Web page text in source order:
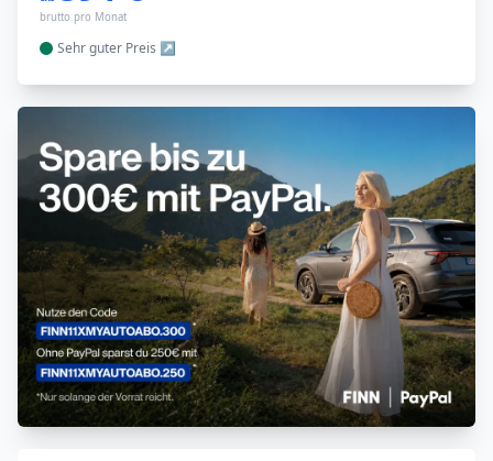
brutto pro Monat
Sehr guter Preis